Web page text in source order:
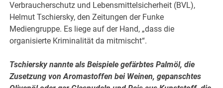
Verbraucherschutz und Lebensmittelsicherheit (BVL),
Helmut Tschiersky, den Zeitungen der Funke
Mediengruppe. Es liege auf der Hand, „dass die
organisierte Kriminalität da mitmischt“.
Tschiersky nannte als Beispiele gefärbtes Palmöl, die
Zusetzung von Aromastoffen bei Weinen, gepanschtes